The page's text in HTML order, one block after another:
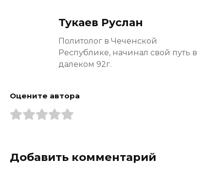
Тукаев Руслан
Политолог в Чеченской
Республике, начинал свой путь в
далеком 92г.
Оцените автора
Добавить комментарий